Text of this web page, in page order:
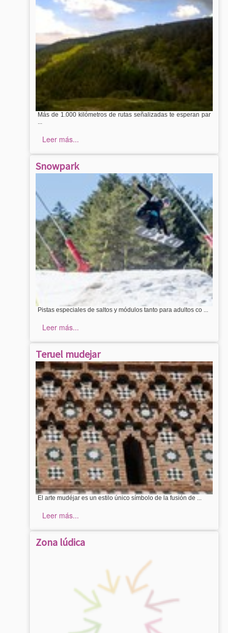
Más de 1.000 kilómetros de rutas señalizadas te esperan par
...
Leer más...
Snowpark
Pistas especiales de saltos y módulos tanto para adultos co ...
Leer más...
Teruel mudejar
El arte mudéjar es un estilo único símbolo de la fusión de ...
Leer más...
Zona lúdica